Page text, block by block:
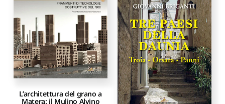
L’architettura del grano a
Matera: il Mulino Alvino